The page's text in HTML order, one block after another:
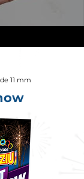
11 mm